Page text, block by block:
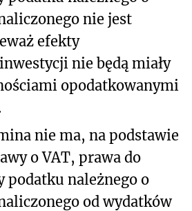
nie jest
efekty
nie będą miały
opodatkowanymi
nie ma, na podstawie
o VAT, prawa do
podatku należnego o
od wydatków